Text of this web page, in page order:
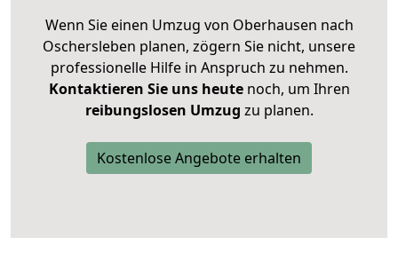
Wenn Sie einen Umzug von Oberhausen nach
Oschersleben planen, zögern Sie nicht, unsere
professionelle Hilfe in Anspruch zu nehmen.
Kontaktieren Sie uns heutenoch, um Ihren
reibungslosen Umzug zu planen.
Kostenlose Angebote erhalten